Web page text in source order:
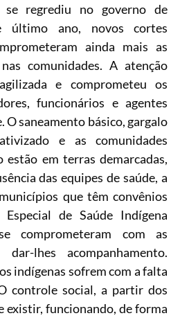
se regrediu no governo de
último ano, novos cortes
ainda mais as
comunidades. A atenção
e comprometeu os
funcionários e agentes
O saneamento básico, gargalo
e as comunidades
estão em terras demarcadas,
das equipes de saúde, a
que têm convênios
de Saúde Indígena
comprometeram com as
dar-lhes acompanhamento.
indígenas sofrem com a falta
controle social, a partir dos
existir, funcionando, de forma